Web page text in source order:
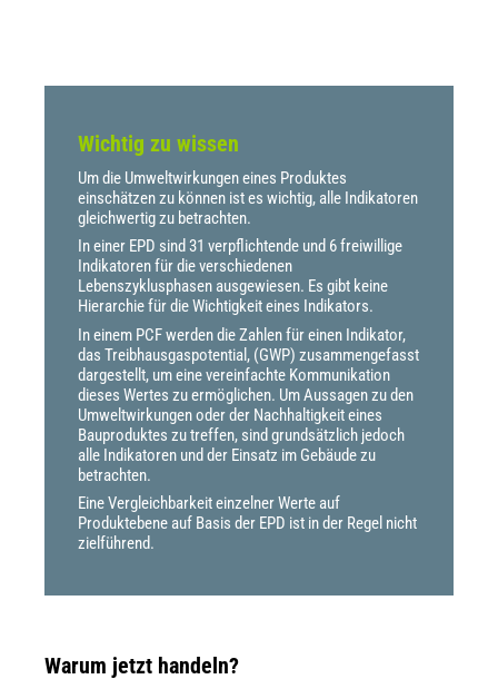
Wichtig zu wissen
Um die Umweltwirkungen eines Produktes
einschätzen zu können ist es wichtig, alle Indikatoren
gleichwertig zu betrachten.
In einer EPD sind 31 verpflichtende und 6 freiwillige
Indikatoren für die verschiedenen
Lebenszyklusphasen ausgewiesen. Es gibt keine
Hierarchie für die Wichtigkeit eines Indikators.
In einem PCF werden die Zahlen für einen Indikator,
das Treibhausgaspotential, (GWP) zusammengefasst
dargestellt, um eine vereinfachte Kommunikation
dieses Wertes zu ermöglichen. Um Aussagen zu den
Umweltwirkungen oder der Nachhaltigkeit eines
Bauproduktes zu treffen, sind grundsätzlich jedoch
alle Indikatoren und der Einsatz im Gebäude zu
betrachten.
Eine Vergleichbarkeit einzelner Werte auf
Produktebene auf Basis der EPD ist in der Regel nicht
zielführend.
Warum jetzt handeln?